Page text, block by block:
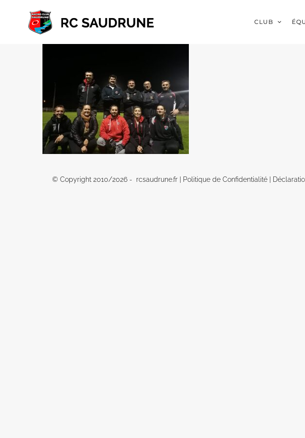
contenu
CLUB
© Copyright 2010/2026 - rcsaudrune.fr | Politique de Confidentialité